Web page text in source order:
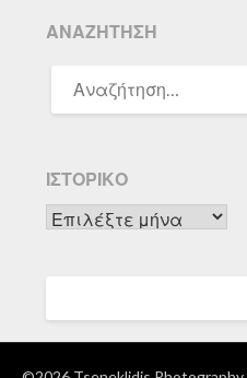
ΑΝΑΖΉΤΗΣΗ
ΓΙΑ:
ΙΣΤΟΡΙΚΌ
Ιστορικό